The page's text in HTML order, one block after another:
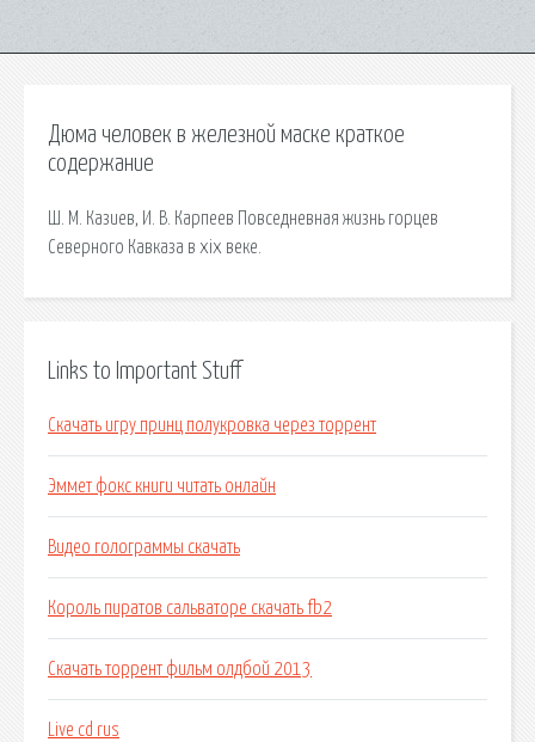
Дюма человек в железной маске краткое
содержание
Ш. М. Казиев, И. В. Карпеев Повседневная жизнь горцев
Северного Кавказа в xix веке.
Links to Important Stuff
Скачать игру принц полукровка через торрент
Эммет фокс книги читать онлайн
Видео голограммы скачать
Король пиратов сальваторе скачать fb2
Скачать торрент фильм олдбой 2013
Live cd rus